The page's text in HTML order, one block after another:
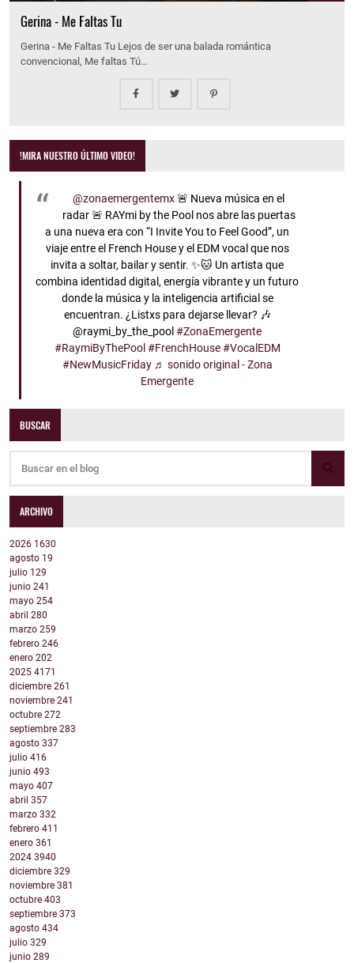
Gerina - Me Faltas Tu
Gerina - Me Faltas Tu Lejos de ser una balada romántica
convencional, Me faltas Tú…
!MIRA NUESTRO ÚLTIMO VIDEO!
@zonaemergentemx🚨 Nueva música en el
radar 🚨 RAYmi by the Pool nos abre las puertas
a una nueva era con “I Invite You to Feel Good”, un
viaje entre el French House y el EDM vocal que nos
invita a soltar, bailar y sentir. ✨🐱 Un artista que
combina identidad digital, energía vibrante y un futuro
donde la música y la inteligencia artificial se
encuentran. ¿Listxs para dejarse llevar? 🎶
@raymi_by_the_pool#ZonaEmergente
#RaymiByThePool #FrenchHouse #VocalEDM
#NewMusicFriday ♬ sonido original - Zona
Emergente
BUSCAR
ARCHIVO
2026 1630
agosto 19
julio 129
junio 241
mayo 254
abril 280
marzo 259
febrero 246
enero 202
2025 4171
diciembre 261
noviembre 241
octubre 272
septiembre 283
agosto 337
julio 416
junio 493
mayo 407
abril 357
marzo 332
febrero 411
enero 361
2024 3940
diciembre 329
noviembre 381
octubre 403
septiembre 373
agosto 434
julio 329
junio 289